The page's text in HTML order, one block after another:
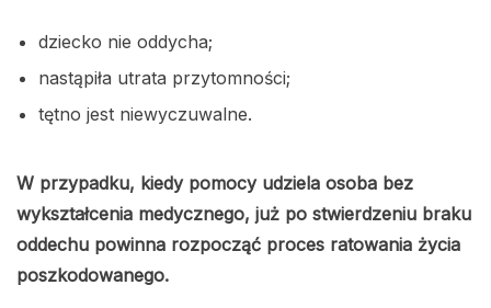
dziecko nie oddycha;
nastąpiła utrata przytomności;
tętno jest niewyczuwalne.
W przypadku, kiedy pomocy udziela osoba bez
wykształcenia medycznego, już po stwierdzeniu braku
oddechu powinna rozpocząć proces ratowania życia
poszkodowanego.